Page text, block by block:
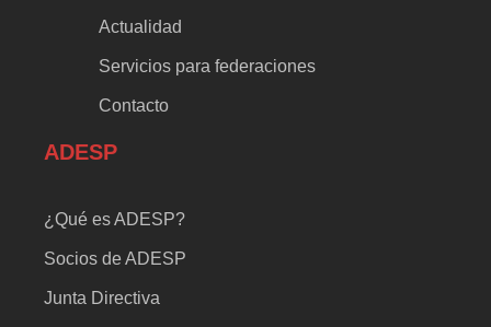
Actualidad
Servicios para federaciones
Contacto
ADESP
¿Qué es ADESP?
Socios de ADESP
Junta Directiva